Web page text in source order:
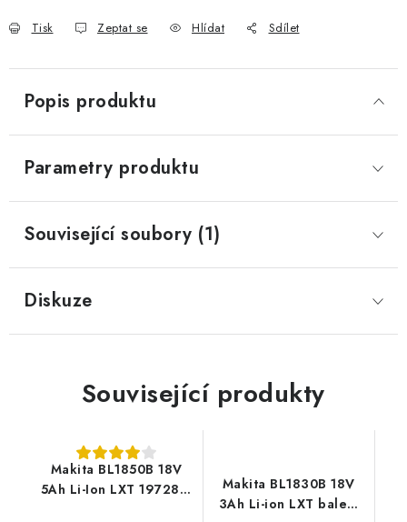
Tisk Zeptat se Hlídat Sdílet
Popis produktu
Parametry produktu
Související soubory (1)
Diskuze
Související produkty
Makita BL1850B 18V
5Ah Li-Ion LXT 197280-
Makita BL1830B 18V
3Ah Li-ion LXT balení